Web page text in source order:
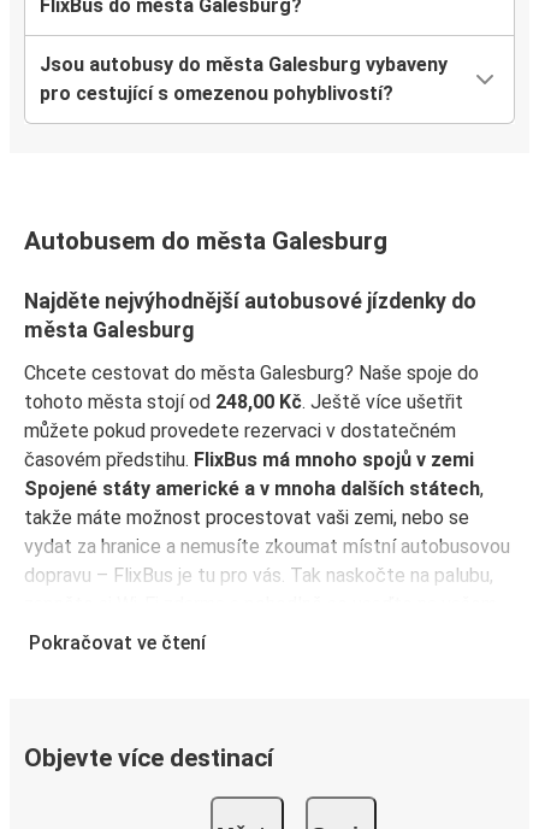
FlixBus do města Galesburg?
Jsou autobusy do města Galesburg vybaveny
pro cestující s omezenou pohyblivostí?
Autobusem do města Galesburg
Najděte nejvýhodnější autobusové jízdenky do
města Galesburg
Chcete cestovat do města Galesburg? Naše spoje do
tohoto města stojí od 248,00 Kč. Ještě více ušetřit
můžete pokud provedete rezervaci v dostatečném
časovém předstihu. FlixBus má mnoho spojů v zemi
Spojené státy americké a v mnoha dalších státech,
takže máte možnost procestovat vaši zemi, nebo se
vydat za hranice a nemusíte zkoumat místní autobusovou
dopravu – FlixBus je tu pro vás. Tak naskočte na palubu,
prostorném sedadle! Koupit si jízdenku je tak snadné, ať si
jako vaše jízdenka – jednoduše ji ukažte řidiči při nástupu
do autobusu. Pro nejvýhodnější ceny si rezervujte jízdenku
předem přímo v aplikaci FlixBus – čím dříve koupíte, tím
Pokračovat ve čtení
Objevte více destinací